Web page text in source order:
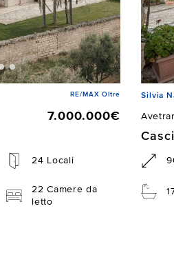
RE/MAX Oltre
7.000.000€
24 Locali
22 Camere da
letto
Silvia